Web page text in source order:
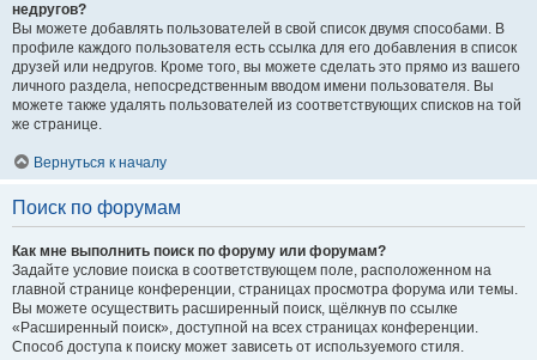
недругов?
Вы можете добавлять пользователей в свой список двумя способами. В
профиле каждого пользователя есть ссылка для его добавления в список
друзей или недругов. Кроме того, вы можете сделать это прямо из вашего
личного раздела, непосредственным вводом имени пользователя. Вы
можете также удалять пользователей из соответствующих списков на той
же странице.
Вернуться к началу
Поиск по форумам
Как мне выполнить поиск по форуму или форумам?
Задайте условие поиска в соответствующем поле, расположенном на
главной странице конференции, страницах просмотра форума или темы.
Вы можете осуществить расширенный поиск, щёлкнув по ссылке
«Расширенный поиск», доступной на всех страницах конференции.
Способ доступа к поиску может зависеть от используемого стиля.